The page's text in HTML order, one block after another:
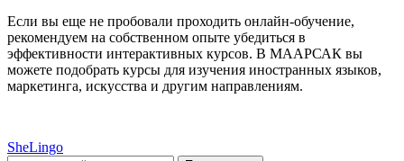
Если вы еще не пробовали проходить онлайн-обучение,
рекомендуем на собственном опыте убедиться в
эффективности интерактивных курсов. В МААРСАК вы
можете подобрать курсы для изучения иностранных языков,
маркетинга, искусства и другим направлениям.
SheLingo